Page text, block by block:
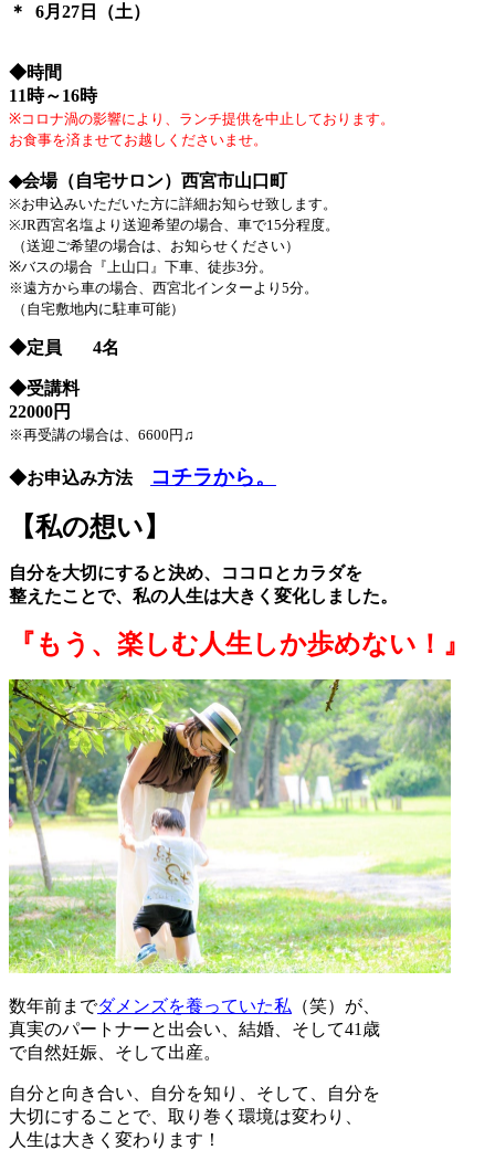
＊ 6月27日（土）
◆時間
11時～16時
※コロナ渦の影響により、ランチ提供を中止しております。
お食事を済ませてお越しくださいませ。
◆会場（自宅サロン） 西宮市山口町
※お申込みいただいた方に詳細お知らせ致します。
※JR西宮名塩より送迎希望の場合、車で15分程度。
（送迎ご希望の場合は、お知らせください）
※バスの場合『上山口』下車、徒歩3分。
※遠方から車の場合、西宮北インターより5分。
（自宅敷地内に駐車可能）
◆定員 4名
◆受講料
22000円
※再受講の場合は、6600円♫
◆お申込み方法 コチラから。
【私の想い】
自分を大切にすると決め、ココロとカラダを
整えたことで、私の人生は大きく変化しました。
『もう、楽しむ人生しか歩めない！ 』
数年前までダメンズを養っていた私 （笑）が、
真実のパートナーと出会い、結婚、そして41歳
で自然妊娠、そして出産。
自分と向き合い、自分を知り、そして、自分を
大切にすることで、取り巻く環境は変わり、
人生は大きく変わります！